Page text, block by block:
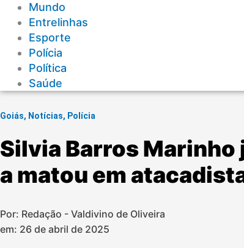
Mundo
Entrelinhas
Esporte
Polícia
Política
Saúde
Goiás, Notícias, Polícia
Silvia Barros
a matou em
Por: Redação - Valdivino de Oliveira
em: 26 de abril de 2025